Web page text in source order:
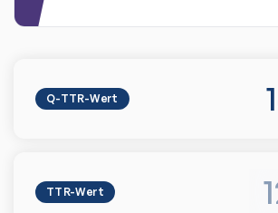
Q-TTR-Wert
TTR-Wert